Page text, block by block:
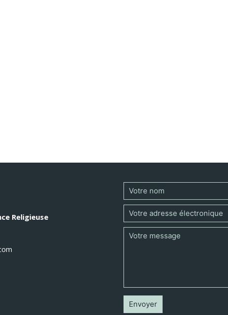
Religieuse